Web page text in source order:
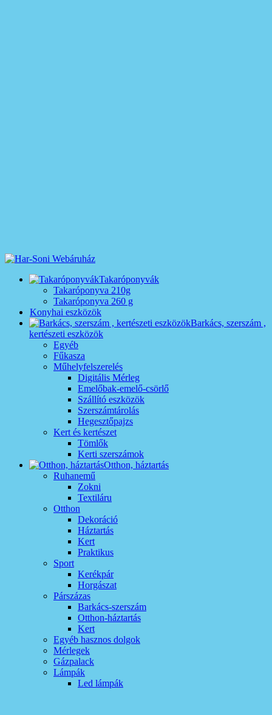
Takaróponyvák
Takaróponyva 210g
Takaróponyva 260 g
Konyhai eszközök
Barkács, szerszám ,
kertészeti eszközök
Egyéb
Fűkasza
Műhelyfelszerelés
Digitális Mérleg
Emelőbak-emelő-csörlő
Szállító eszközök
Szerszámtárolás
Hegesztőpajzs
Kert és kertészet
Tömlők
Kerti szerszámok
Otthon, háztartás
Ruhanemű
Zokni
Textiláru
Otthon
Dekoráció
Háztartás
Kert
Praktikus
Sport
Kerékpár
Horgászat
Párszázas
Barkács-szerszám
Otthon-háztartás
Kert
Egyéb hasznos dolgok
Mérlegek
Gázpalack
Lámpák
Led lámpák